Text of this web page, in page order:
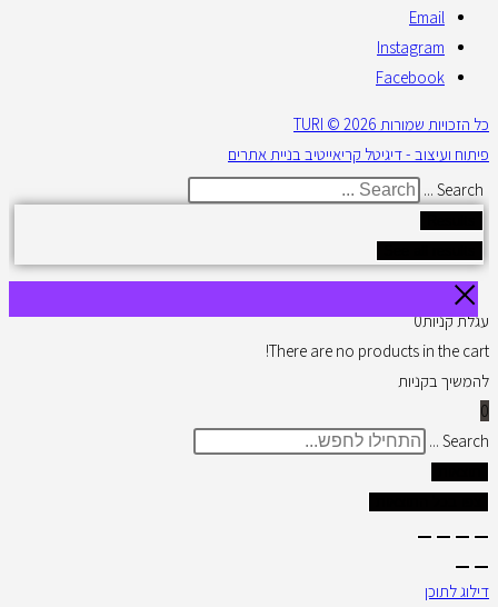
Email
Instagram
Facebook
כל הזכויות שמורות 2026 © TURI
פיתוח ועיצוב - דיגיטל קריאייטיב בניית אתרים
Search ...
עגלת קניות0
There are no products in the cart!
להמשיך בקניות
0
Search ...
דילוג לתוכן